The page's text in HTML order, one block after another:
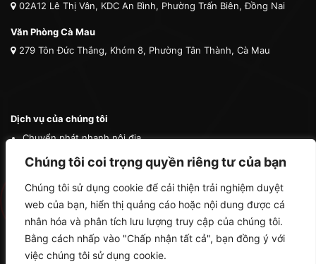
Chúng tôi coi trọng quyền riêng tư của bạn
Chúng tôi sử dụng cookie để cải thiện trải nghiệm duyệt
web của bạn, hiển thị quảng cáo hoặc nội dung được cá
nhân hóa và phân tích lưu lượng truy cập của chúng tôi.
Bằng cách nhấp vào "Chấp nhận tất cả", bạn đồng ý với
việc chúng tôi sử dụng cookie.
02A12 Lê Thị Vân, KDC An Bình, Phường Trấn Biên, Đồng Nai
Văn Phòng Cà Mau
279 Tôn Đức Thắng, Khóm 8, Phường Tân Thành, Cà Mau
Dịch vụ của chúng tôi
Chuyển phát nhanh nội địa
Chuyển phát nhanh quốc tế
Vận chuyển thú cưng
Mua hộ hàng nước ngoài